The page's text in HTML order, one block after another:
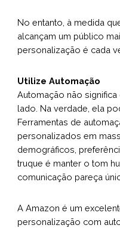
No entanto, à medida
alcançam um público
personalização é cada
Utilize Automação
Automação não
lado. Na verdade, ela
Ferramentas de
personalizados em
demográficos,
truque é manter o tom
comunicação pareça
A Amazon é um
personalização com